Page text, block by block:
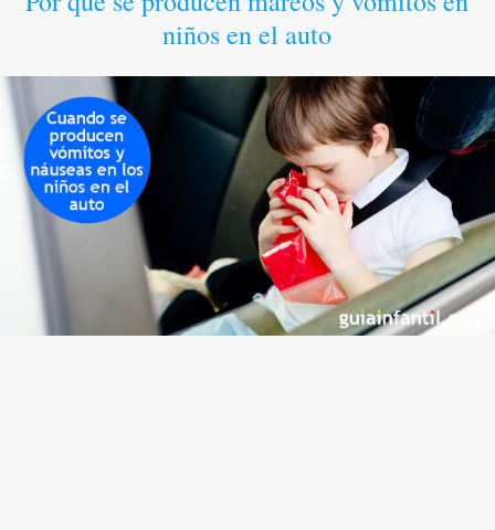
niños en el auto